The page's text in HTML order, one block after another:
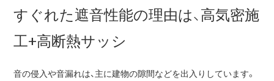
すぐれた遮音性能の理由は、高気密施
工+高断熱サッシ
音の侵入や音漏れは、主に建物の隙間などを出入りしています。